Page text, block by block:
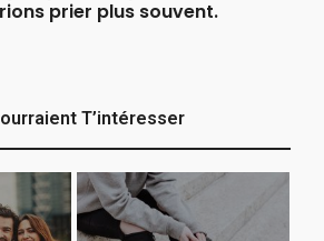
prier plus souvent.
T’intéresser